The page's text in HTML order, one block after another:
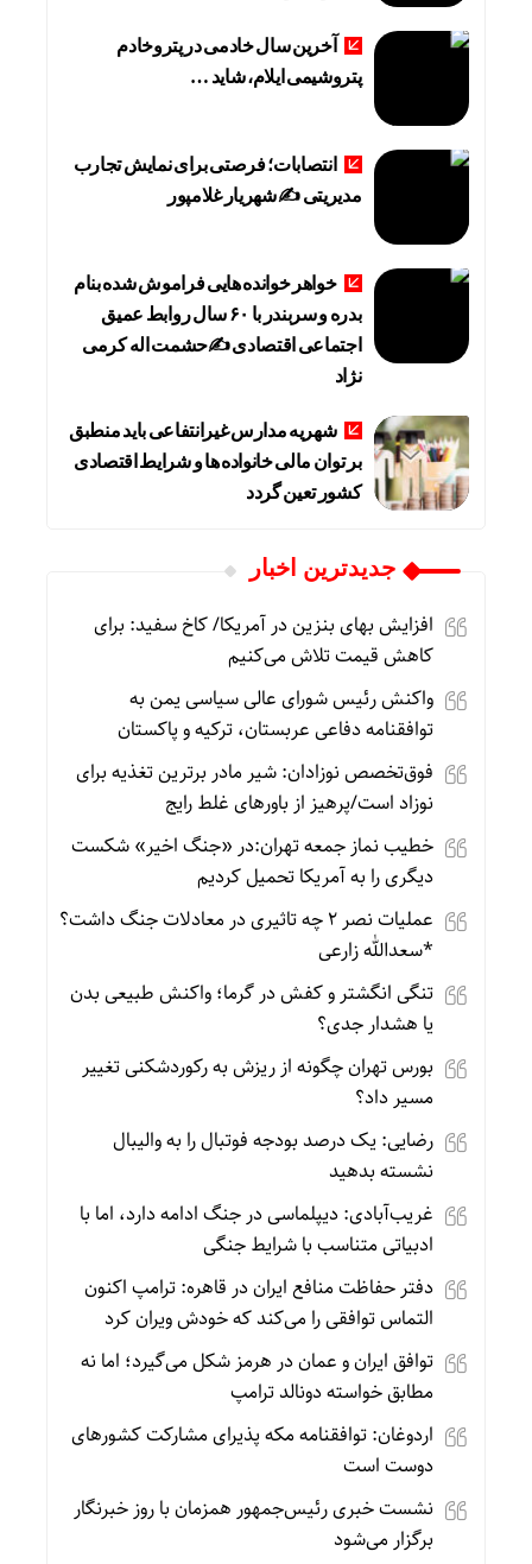
آخرین سال خادمی در پتروخادم
پتروشیمی ایلام، شاید …
انتصابات؛ فرصتی برای نمایش تجارب
مدیریتی ✍ شهریار غلامپور
خواهر خوانده هایی فراموش شده بنام
بدره و سربندر با ۶۰ سال روابط عمیق
اجتماعی اقتصادی ✍حشمت اله کرمی
نژاد
شهریه مدارس غیرانتفاعی باید منطبق
بر توان مالی خانواده ها و شرایط اقتصادی
کشور تعین گردد
جديدترين اخبار
افزایش بهای بنزین در آمریکا/ کاخ سفید: برای
کاهش قیمت تلاش می‌کنیم
واکنش رئیس شورای عالی سیاسی یمن به
توافقنامه دفاعی عربستان، ترکیه و پاکستان
فوق‌تخصص نوزادان: شیر مادر برترین تغذیه برای
نوزاد است/پرهیز از باورهای غلط رایج
خطیب نماز جمعه تهران:در «جنگ اخیر» شکست
دیگری را به آمریکا تحمیل کردیم
عملیات نصر ۲ چه تاثیری در معادلات جنگ داشت؟
*سعدالله زارعی
تنگی انگشتر و کفش در گرما؛ واکنش طبیعی بدن
یا هشدار جدی؟
بورس تهران چگونه از ریزش به رکوردشکنی تغییر
مسیر داد؟
رضایی: یک درصد بودجه فوتبال را به والیبال
نشسته بدهید
غریب‌آبادی: دیپلماسی در جنگ ادامه دارد، اما با
ادبیاتی متناسب با شرایط جنگی
دفتر حفاظت منافع ایران در قاهره: ترامپ اکنون
التماس توافقی را می‌کند که خودش ویران کرد
توافق ایران و عمان در هرمز شکل می‌گیرد؛ اما نه
مطابق خواسته دونالد ترامپ
اردوغان: توافقنامه مکه پذیرای مشارکت کشورهای
دوست است
نشست خبری رئیس‌جمهور همزمان با روز خبرنگار
برگزار می‌شود